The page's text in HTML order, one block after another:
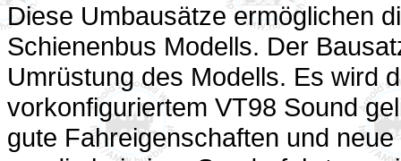
Diese Umbausätze ermöglichen
Schienenbus Modells. Der
Umrüstung des Modells. Es wird
vorkonfiguriertem VT98 Sound
gute Fahreigenschaften und